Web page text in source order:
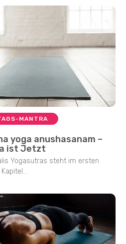
MANTRA
yoga anushasanam –
ist Jetzt
Yogasutras steht im ersten
Kapitel...